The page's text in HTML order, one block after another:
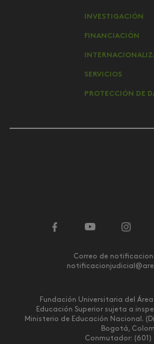
INVESTIGACIÓN
FINANCIACIÓN
SERVICIOS
PROTECCIÓN DE
Correo de
Fundación Universitaria del
Educación Superior sujeta a
Ministerio de Educación Nacional.
Bogotá,
Conmutador: (601)